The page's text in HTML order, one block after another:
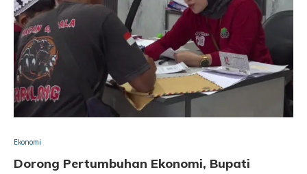
Ekonomi
Dorong Pertumbuhan Ekonomi, Bupati